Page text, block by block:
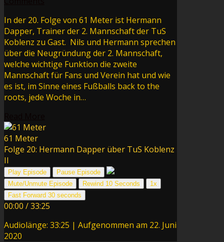
In der 20. Folge von 61 Meter ist Hermann
Dapper, Trainer der 2. Mannschaft der TuS
Koblenz zu Gast. Nils und Hermann sprechen
über die Neugründung der 2. Mannschaft,
welche wichtige Funktion die zweite
Mannschaft für Fans und Verein hat und wie
es ist, im Sinne eines Fußballs back to the
roots, jede Woche in…
61 Meter
Folge 20: Hermann Dapper über TuS Koblenz
II
Play Episode
Pause Episode
Mute/Unmute Episode
Rewind 10 Seconds
1x
Fast Forward 30 seconds
00:00 /33:25
Audiolänge: 33:25 | Aufgenommen am 22. Juni
2020